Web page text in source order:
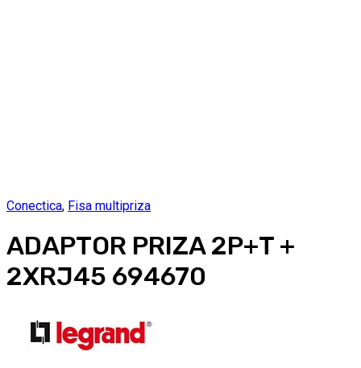
Conectica, Fisa multipriza
ADAPTOR PRIZA 2P+T +
2XRJ45 694670